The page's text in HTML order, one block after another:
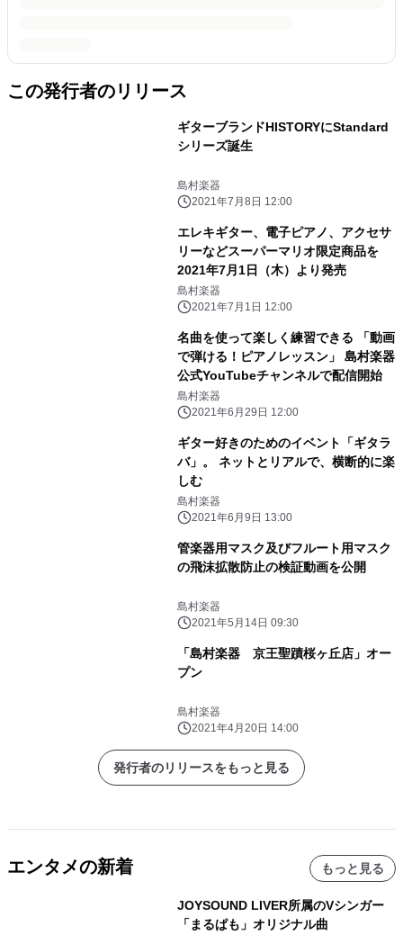
この発行者のリリース
ギターブランドHISTORYにStandard
シリーズ誕生
島村楽器
2021年7月8日 12:00
エレキギター、電子ピアノ、アクセサ
リーなどスーパーマリオ限定商品を
2021年7月1日（木）より発売
島村楽器
2021年7月1日 12:00
名曲を使って楽しく練習できる 「動画
で弾ける！ピアノレッスン」 島村楽器
公式YouTubeチャンネルで配信開始
島村楽器
2021年6月29日 12:00
ギター好きのためのイベント「ギタラ
バ」。 ネットとリアルで、横断的に楽
しむ
島村楽器
2021年6月9日 13:00
管楽器用マスク及びフルート用マスク
の飛沫拡散防止の検証動画を公開
島村楽器
2021年5月14日 09:30
「島村楽器 京王聖蹟桜ヶ丘店」オー
プン
島村楽器
2021年4月20日 14:00
発行者のリリースをもっと見る
エンタメの新着 もっと見る
JOYSOUND LIVER所属のVシンガー
「まるぱも」オリジナル曲